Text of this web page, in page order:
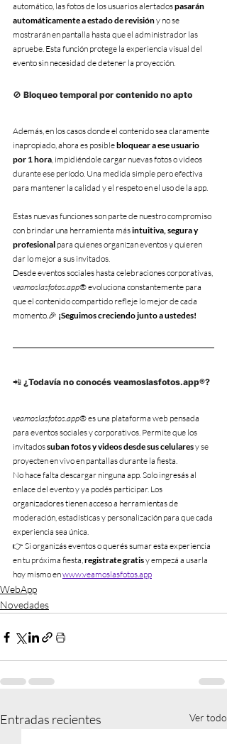
automático, las fotos de los usuarios alertados pasarán
automáticamente a estado de revisión y no se
mostrarán en pantalla hasta que el administrador las
apruebe. Esta función protege la experiencia visual del
evento sin necesidad de detener la proyección.
🚫 Bloqueo temporal por contenido no apto
Además, en los casos donde el contenido sea claramente
inapropiado, ahora es posible bloquear a ese usuario
por 1 hora, impidiéndole cargar nuevas fotos o videos
durante ese período. Una medida simple pero efectiva
para mantener la calidad y el respeto en el uso de la app.
Estas nuevas funciones son parte de nuestro compromiso
con brindar una herramienta más intuitiva, segura y
profesional para quienes organizan eventos y quieren
dar lo mejor a sus invitados.
Desde eventos sociales hasta celebraciones corporativas,
veamoslasfotos.app® evoluciona constantemente para
que el contenido compartido refleje lo mejor de cada
momento.🎉 ¡Seguimos creciendo junto a ustedes!
📲 ¿Todavía no conocés veamoslasfotos.app®?
veamoslasfotos.app® es una plataforma web pensada
para eventos sociales y corporativos. Permite que los
invitados suban fotos y videos desde sus celulares y se
proyecten en vivo en pantallas durante la fiesta.
No hace falta descargar ninguna app. Solo ingresás al
enlace del evento y ya podés participar. Los
organizadores tienen acceso a herramientas de
moderación, estadísticas y personalización para que cada
experiencia sea única.
👉 Si organizás eventos o querés sumar esta experiencia
en tu próxima fiesta, registrate gratis y empezá a usarla
hoy mismo en www.veamoslasfotos.app
WebApp
Novedades
Entradas recientes Ver todo